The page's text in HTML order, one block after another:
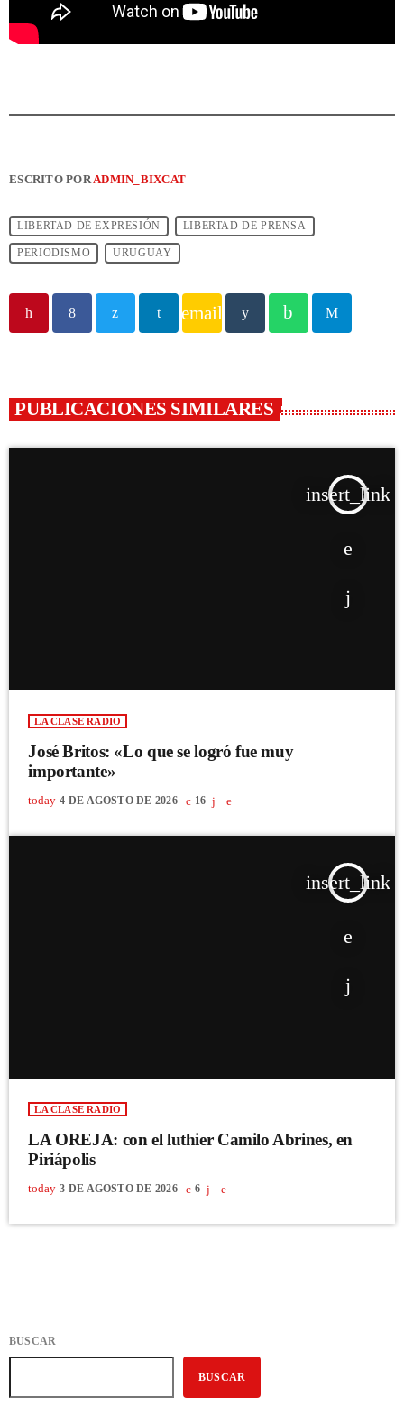
ESCRITO POR ADMIN_BIXCAT
LIBERTAD DE EXPRESIÓN LIBERTAD DE PRENSA
PERIODISMO URUGUAY
email
PUBLICACIONES SIMILARES
insert_link
LA CLASE RADIO
José Britos: «Lo que se logró fue muy
importante»
today 4 DE AGOSTO DE 2026 16
insert_link
LA CLASE RADIO
LA OREJA: con el luthier Camilo Abrines, en
Piriápolis
today 3 DE AGOSTO DE 2026 6
BUSCAR
BUSCAR